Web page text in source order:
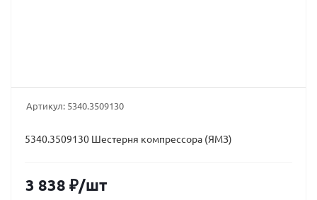
Артикул: 5340.3509130
5340.3509130 Шестерня компрессора (ЯМЗ)
3 838 ₽/шт